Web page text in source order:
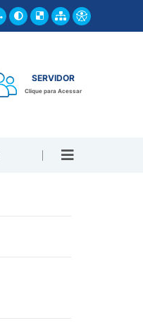
SERVIDOR
Clique para Acessar